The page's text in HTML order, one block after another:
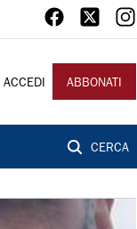
ACCEDI ABBONATI
CERCA